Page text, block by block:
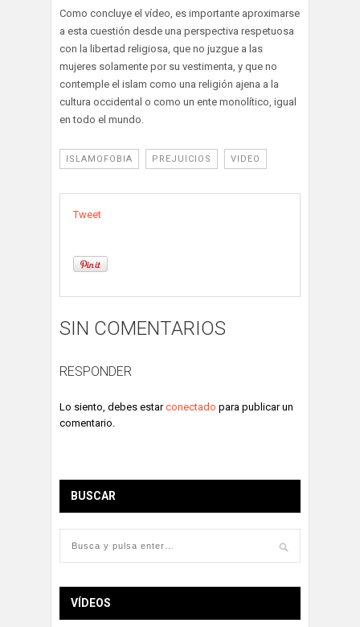
Como concluye el vídeo, es importante aproximarse
a esta cuestión desde una perspectiva respetuosa
con la libertad religiosa, que no juzgue a las
mujeres solamente por su vestimenta, y que no
contemple el islam como una religión ajena a la
cultura occidental o como un ente monolítico, igual
en todo el mundo.
ISLAMOFOBIA PREJUICIOS VIDEO
Tweet
SIN COMENTARIOS
RESPONDER
Lo siento, debes estarconectado para publicar un
comentario.
BUSCAR
VÍDEOS